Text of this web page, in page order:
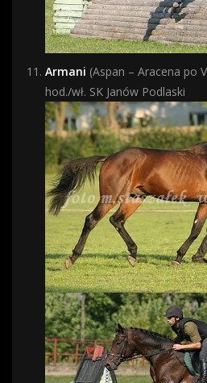
Armani (Aspan – Aracena po
hod./wł. SK Janów Podlaski